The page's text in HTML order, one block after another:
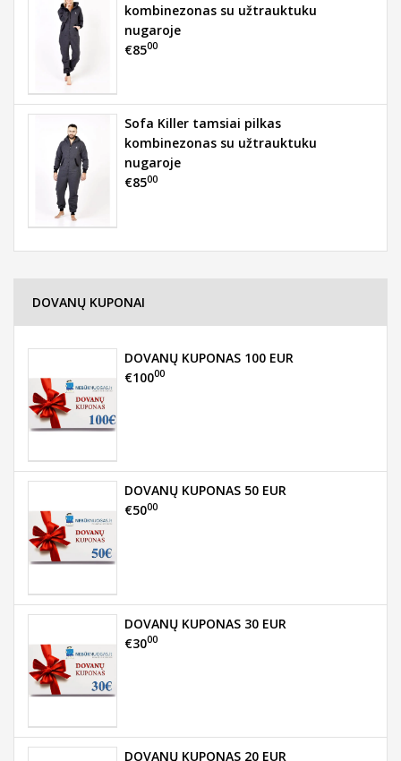
kombinezonas su užtrauktuku
nugaroje
€8500
Sofa Killer tamsiai pilkas
kombinezonas su užtrauktuku
nugaroje
€8500
DOVANŲ KUPONAI
DOVANŲ KUPONAS 100 EUR
€10000
DOVANŲ KUPONAS 50 EUR
€5000
DOVANŲ KUPONAS 30 EUR
€3000
DOVANŲ KUPONAS 20 EUR